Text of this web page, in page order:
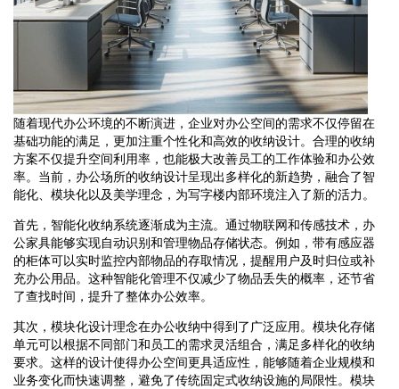
随着现代办公环境的不断演进，企业对办公空间的需求不仅停留在
基础功能的满足，更加注重个性化和高效的收纳设计。合理的收纳
方案不仅提升空间利用率，也能极大改善员工的工作体验和办公效
率。当前，办公场所的收纳设计呈现出多样化的新趋势，融合了智
能化、模块化以及美学理念，为写字楼内部环境注入了新的活力。
首先，智能化收纳系统逐渐成为主流。通过物联网和传感技术，办
公家具能够实现自动识别和管理物品存储状态。例如，带有感应器
的柜体可以实时监控内部物品的存取情况，提醒用户及时归位或补
充办公用品。这种智能化管理不仅减少了物品丢失的概率，还节省
了查找时间，提升了整体办公效率。
其次，模块化设计理念在办公收纳中得到了广泛应用。模块化存储
单元可以根据不同部门和员工的需求灵活组合，满足多样化的收纳
要求。这样的设计使得办公空间更具适应性，能够随着企业规模和
业务变化而快速调整，避免了传统固定式收纳设施的局限性。模块